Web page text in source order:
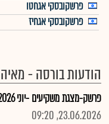
פרשקובסקי אגחטו
פרשקובסקי אגחיז
הודעות בורסה - מאיה
פרשק-מצגת משקיעים -יוני 2026
23.06.2026, 09:20